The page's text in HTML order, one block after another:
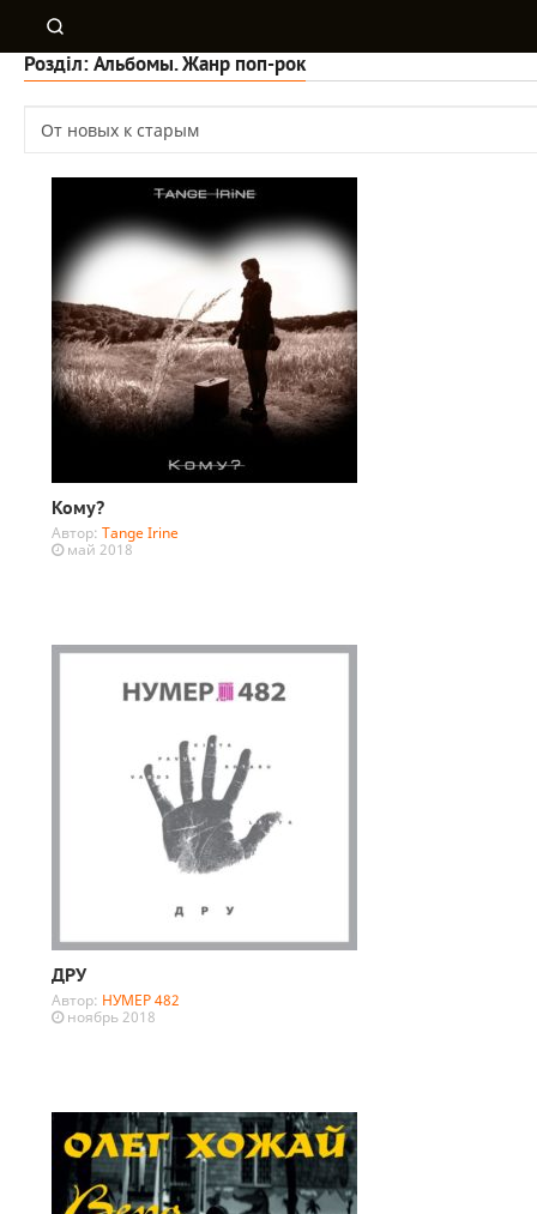
Розділ: Альбомы. Жанр поп-рок
Кому?
Автор:Tange Irine
май 2018
ДРУ
Автор: НУМЕР 482
ноябрь 2018